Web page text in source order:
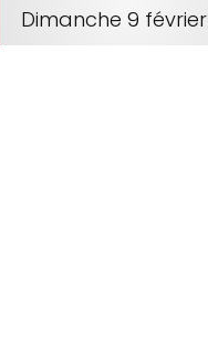
Dimanche 9 février